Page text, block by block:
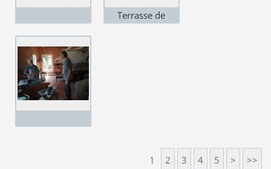
Terrasse de
1 2 3 4 5 > >>